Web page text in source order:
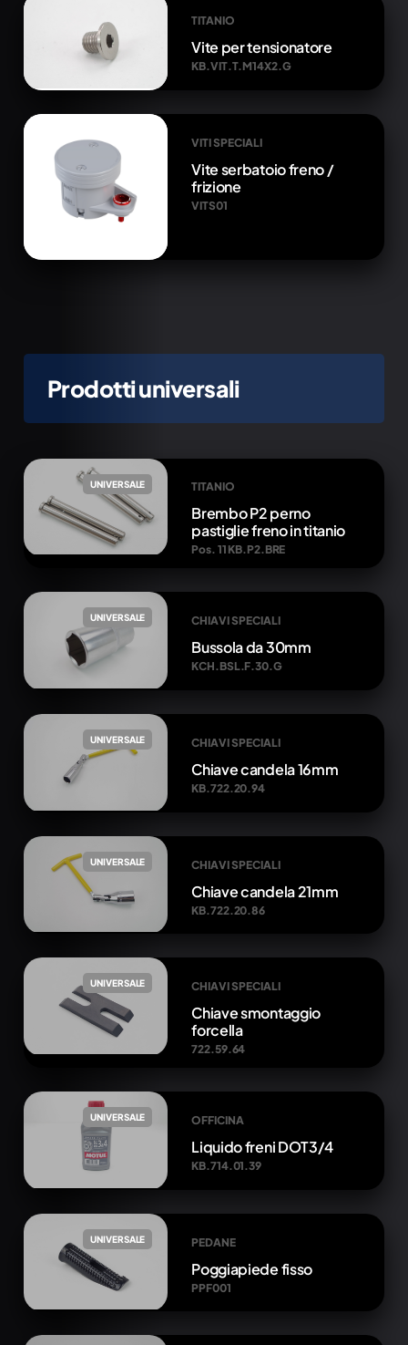
TITANIO
Vite per tensionatore
KB.VIT.T.M14X2.G
VITI SPECIALI
Vite serbatoio freno /
frizione
VITS01
Prodotti universali
UNIVERSALE TITANIO
Brembo P2 perno
pastiglie freno in titanio
Pos. 11 KB.P2.BRE
UNIVERSALE CHIAVI SPECIALI
Bussola da 30mm
KCH.BSL.F.30.G
UNIVERSALE CHIAVI SPECIALI
Chiave candela 16mm
KB.722.20.94
UNIVERSALE CHIAVI SPECIALI
Chiave candela 21mm
KB.722.20.86
UNIVERSALE CHIAVI SPECIALI
Chiave smontaggio
forcella
722.59.64
UNIVERSALE OFFICINA
Liquido freni DOT3/4
KB.714.01.39
UNIVERSALE PEDANE
Poggiapiede fisso
PPF001